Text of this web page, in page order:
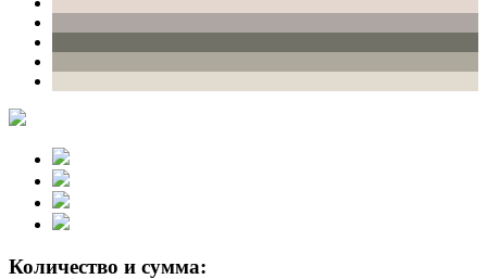
Количество и сумма: